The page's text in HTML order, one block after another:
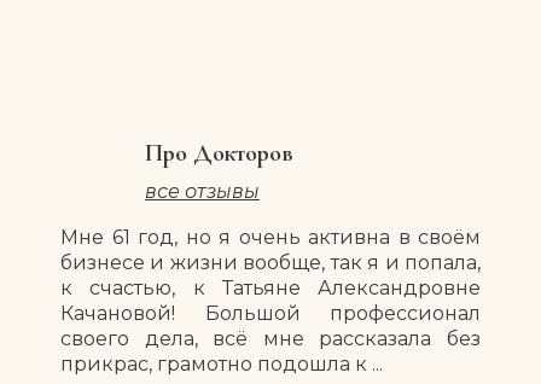
Про Докторов
все отзывы
Мне 61 год, но я очень активна в своём
бизнесе и жизни вообще, так я и попала,
к счастью, к Татьяне Александровне
Качановой! Большой профессионал
своего дела, всё мне рассказала без
прикрас, грамотно подошла к ...